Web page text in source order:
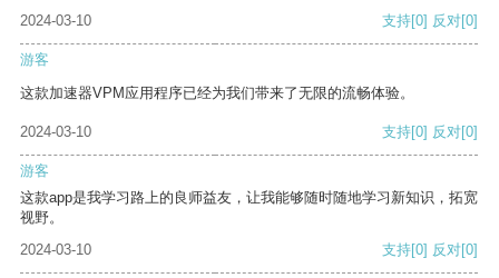
2024-03-10 支持[0] 反对[0]
游客
这款加速器VPM应用程序已经为我们带来了无限的流畅体验。
2024-03-10 支持[0] 反对[0]
游客
这款app是我学习路上的良师益友，让我能够随时随地学习新知识，拓宽
视野。
2024-03-10
支持[0] 反对[0]